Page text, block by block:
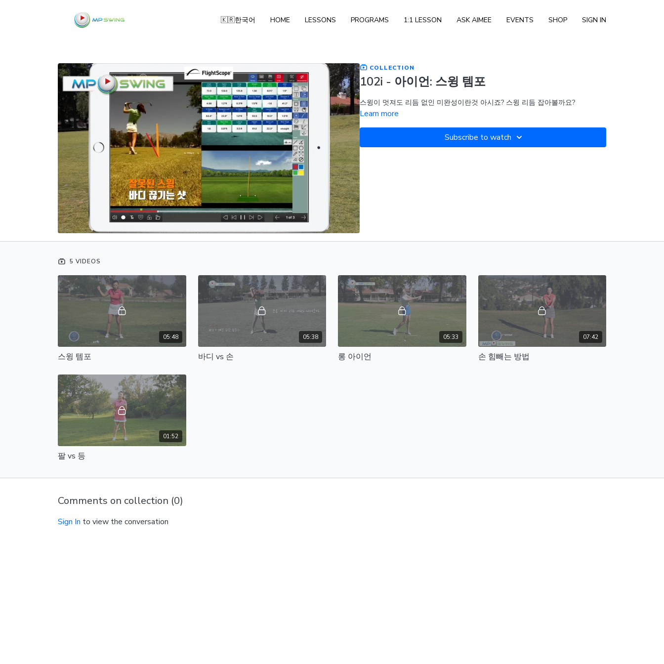
🇰🇷한국어 HOME LESSONS PROGRAMS 1:1 LESSON ASK AIMEE EVENTS SHOP SIGN IN
COLLECTION
102i - 아이언: 스윙 템포
스윙이 멋져도 리듬 없인 미완성이란것 아시죠? 스윙 리듬 잡아볼까요?
Learn more
Subscribe to watch
5 VIDEOS
05:48
스윙 템포
05:38
바디 vs 손
05:33
롱 아이언
07:42
손 힘빼는 방법
01:52
팔 vs 등
Comments on collection (0)
Sign In to view the conversation